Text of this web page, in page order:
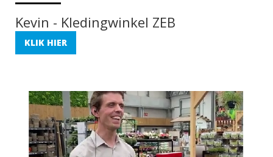
Kevin - Kledingwinkel ZEB
KLIK HIER